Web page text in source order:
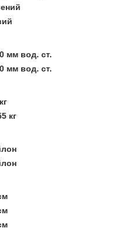
мм вод. ст.
мм вод. ст.
кг